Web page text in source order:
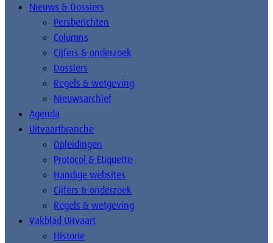
Nieuws & Dossiers
Persberichten
Columns
Cijfers & onderzoek
Dossiers
Regels & wetgeving
Nieuwsarchief
Agenda
Uitvaartbranche
Opleidingen
Protocol & Etiquette
Handige websites
Cijfers & onderzoek
Regels & wetgeving
Vakblad Uitvaart
Historie